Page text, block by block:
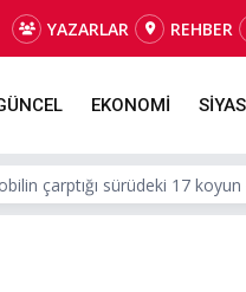
YAZARLAR REHBER
EKONOMİ
çarptığı sürüdeki 17 koyun